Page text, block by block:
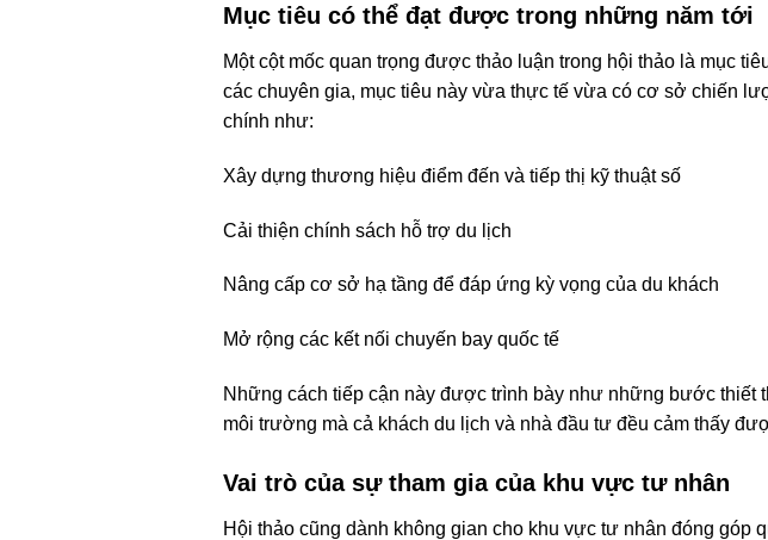
Mục tiêu có thể đạt được trong những năm tới
Một cột mốc quan trọng được thảo luận trong hội thảo là mục
các chuyên gia, mục tiêu này vừa thực tế vừa có cơ sở chiến
chính như:
Xây dựng thương hiệu điểm đến và tiếp thị kỹ thuật số
Cải thiện chính sách hỗ trợ du lịch
Nâng cấp cơ sở hạ tầng để đáp ứng kỳ vọng của du khách
Mở rộng các kết nối chuyến bay quốc tế
Những cách tiếp cận này được trình bày như những bước thiết
môi trường mà cả khách du lịch và nhà đầu tư đều cảm thấy
Vai trò của sự tham gia của khu vực tư nhân
Hội thảo cũng dành không gian cho khu vực tư nhân đóng